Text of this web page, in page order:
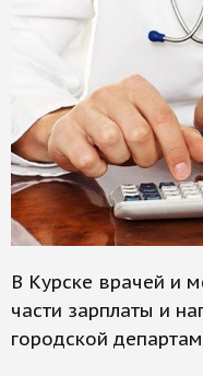
В Курске врачей и
части зарплаты и
городской